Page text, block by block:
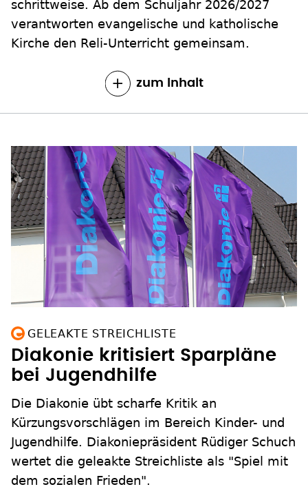
schrittweise. Ab dem Schuljahr 2026/2027
verantworten evangelische und katholische
Kirche den Reli-Unterricht gemeinsam.
zum Inhalt
GELEAKTE STREICHLISTE
Diakonie kritisiert Sparpläne
bei Jugendhilfe
Die Diakonie übt scharfe Kritik an
Kürzungsvorschlägen im Bereich Kinder- und
Jugendhilfe. Diakoniepräsident Rüdiger Schuch
wertet die geleakte Streichliste als "Spiel mit
dem sozialen Frieden".